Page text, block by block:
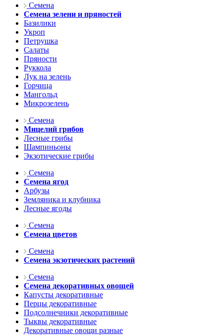
Семена
Семена зелени и пряностей
Базилики
Укроп
Петрушка
Салаты
Пряности
Руккола
Лук на зелень
Горчица
Мангольд
Микрозелень
Семена
Мицелий грибов
Лесные грибы
Шампиньоны
Экзотические грибы
Семена
Семена ягод
Арбузы
Земляника и клубника
Лесные ягоды
Семена
Семена цветов
Семена
Семена экзотических растений
Семена
Семена декоративных овощей
Капусты декоративные
Перцы декоративные
Подсолнечники декоративные
Тыквы декоративные
Декоративные овощи разные